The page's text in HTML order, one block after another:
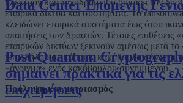
Data Center Επόμενης
Post-Quantum
σημαίνει πρακτικά για τις
επιχειρήσεις
εταιρικά δίκτυα και συστήματα. Το
κλειδώνει εταιρικά συστήματα έως ότου
απαιτήσεις των δραστών. Τέτοιες επιθέσεις
εταιρικών δικτύων ξεκινούν αμέσως μετά το
υπαλλήλου σε κάποιον κακόβουλο
«άνοιγμα» ενός κακόβουλου συνημμένου.
Πρόληψη και μετριασμός